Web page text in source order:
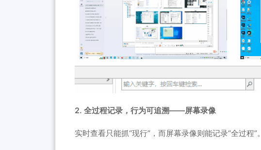
2. 全过程记录，行为可追溯——屏幕录像
实时查看只能抓“现行”，而屏幕录像则能记录“全过程”。